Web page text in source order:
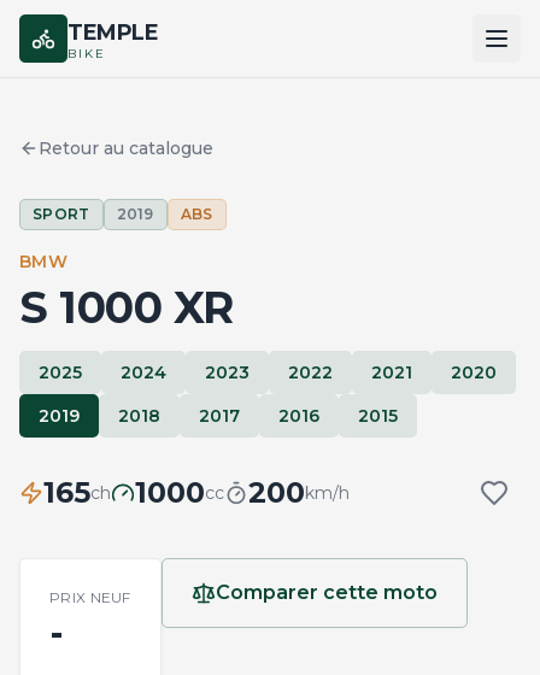
TEMPLE
BIKE
MARQUES
COMPARER
Retour au catalogue
SPORT 2019 ABS
BMW
S 1000 XR
2025 2024 2023 2022 2021
2020
2019
2018 2017 2016 2015
165ch 1000cc 200km/h
PRIX NEUF
-
Comparer cette moto